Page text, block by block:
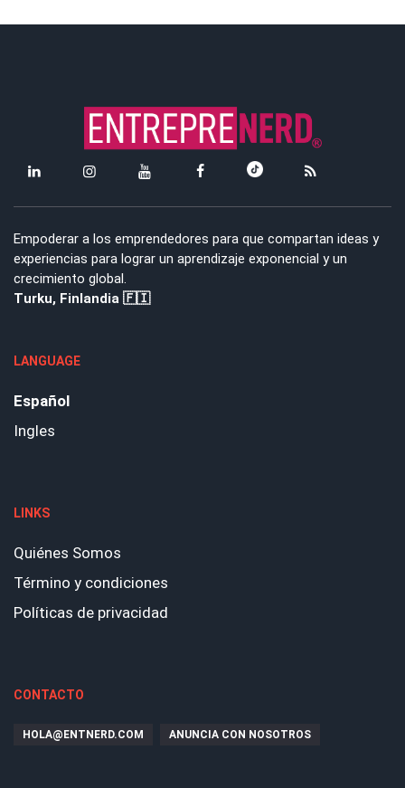
Empoderar a los emprendedores para que compartan ideas y
experiencias para lograr un aprendizaje exponencial y un
crecimiento global.
Turku, Finlandia 🇫🇮
LANGUAGE
Español
Ingles
LINKS
Quiénes Somos
Término y condiciones
Políticas de privacidad
CONTACTO
HOLA@ENTNERD.COM ANUNCIA CON NOSOTROS